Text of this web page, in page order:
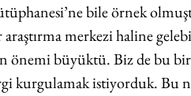
bile örnek
merkezi haline
önemi büyüktü. Biz de bu
kurgulamak istiyorduk. Bu